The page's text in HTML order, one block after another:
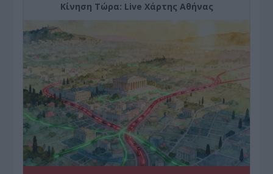
Κίνηση Τώρα: Live Χάρτης Αθήνας